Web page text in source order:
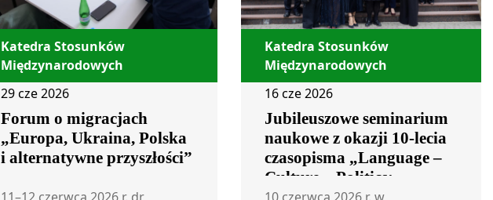
Katedra Stosunków
Międzynarodowych
29 cze 2026
Forum o migracjach
„Europa, Ukraina, Polska
i alternatywne przyszłości”
Katedra Stosunków
Międzynarodowych
16 cze 2026
Jubileuszowe seminarium
naukowe z okazji 10-lecia
czasopisma „Language –
Culture – Politics: